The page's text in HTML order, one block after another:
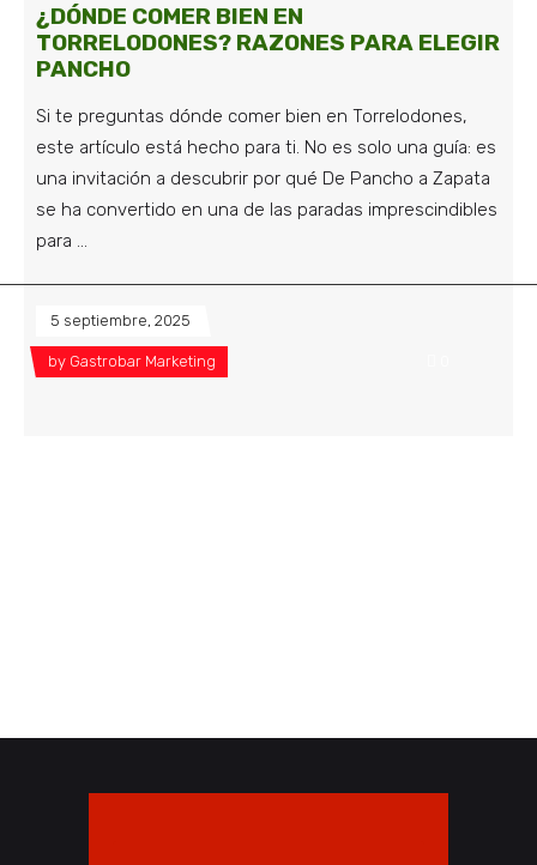
¿DÓNDE COMER BIEN EN
TORRELODONES? RAZONES PARA ELEGIR
PANCHO
Si te preguntas dónde comer bien en Torrelodones,
este artículo está hecho para ti. No es solo una guía: es
una invitación a descubrir por qué De Pancho a Zapata
se ha convertido en una de las paradas imprescindibles
para
5 septiembre, 2025
by Gastrobar Marketing